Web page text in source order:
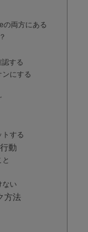
の両方にある
する
ンにする
トする
動
ない
方法